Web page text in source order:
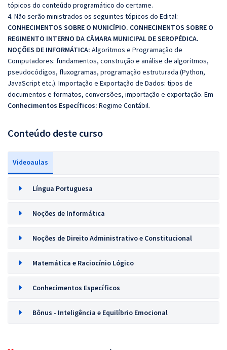
tópicos do conteúdo programático do certame.
4. Não serão ministrados os seguintes tópicos do Edital:
CONHECIMENTOS SOBRE O MUNICÍPIO. CONHECIMENTOS SOBRE O
REGIMENTO INTERNO DA CÂMARA MUNICIPAL DE SEROPÉDICA.
NOÇÕES DE INFORMÁTICA: Algoritmos e Programação de
Computadores: fundamentos, construção e análise de algoritmos,
pseudocódigos, fluxogramas, programação estruturada (Python,
JavaScript etc.). Importação e Exportação de Dados: tipos de
documentos e formatos, conversões, importação e exportação. Em
Conhecimentos Específicos: Regime Contábil.
Conteúdo deste curso
Videoaulas
Língua Portuguesa
Noções de Informática
Noções de Direito Administrativo e Constitucional
Matemática e Raciocínio Lógico
Conhecimentos Específicos
Bônus - Inteligência e Equilíbrio Emocional